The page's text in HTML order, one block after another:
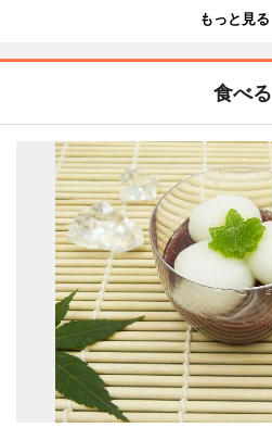
もっと見る
食べる